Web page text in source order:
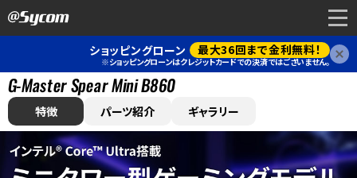
ショッピングローン 最大36回まで金利無料！
※ショッピングローンはクレジットカードでの決済ではございません。
G-Master Spear Mini B860
特徴 パーツ紹介 ギャラリー